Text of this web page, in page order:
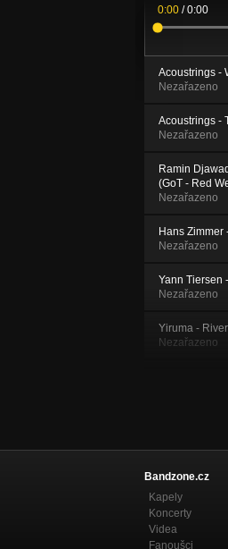
0:00 /0:00
Acoustrings -
Nezařazeno
Acoustrings -
Nezařazeno
Ramin
(GoT - Red
Nezařazeno
Hans Zimmer
Nezařazeno
Yann Tiersen
Nezařazeno
Yiruma -
Nezařazeno
Vzácný jsi
Řeka Tvé
Nezařazeno
Bandzone.cz
Kapely
Koncerty
Videa
Fanoušci